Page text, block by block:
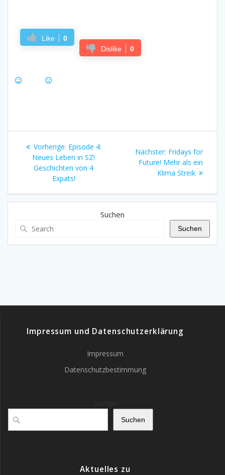
Like
0
Dislike
0
Beitragsnavigation
Vorherige: Vorheriger
Beitrag:
Episode 4:
Neues Leben in SZ!
Geschichten von 4
Expats!
Nächster: Nächster
Beitrag:
Fridays for
Future! Mehr als ein
Klima Streik
Suchen
Suchen
Impressum und Datenschutzerklärung
Impressum
Datenschutzbestimmung
Suchen
Aktuelles zu